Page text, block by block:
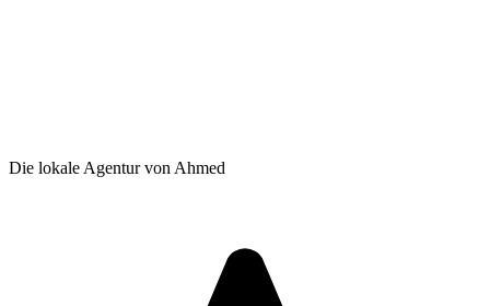
Die lokale Agentur von Ahmed